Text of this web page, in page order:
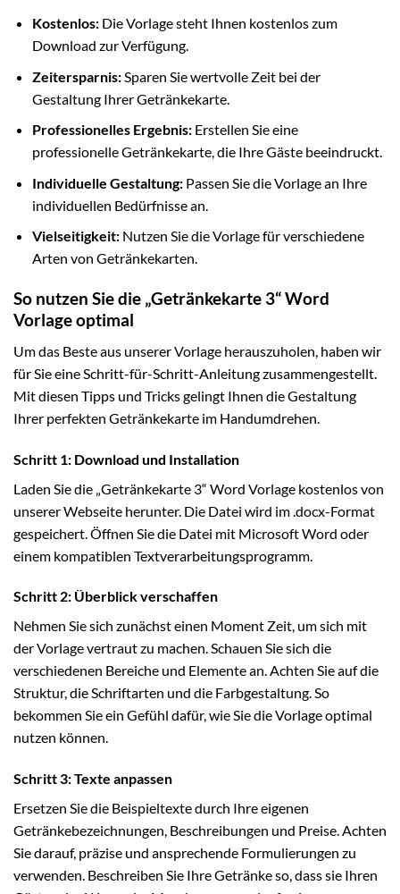
Kostenlos:Die Vorlage steht Ihnen kostenlos zum
Download zur Verfügung.
Zeitersparnis:Sparen Sie wertvolle Zeit bei der
Gestaltung Ihrer Getränkekarte.
Professionelles Ergebnis:Erstellen Sie eine
professionelle Getränkekarte, die Ihre Gäste beeindruckt.
Individuelle Gestaltung:Passen Sie die Vorlage an Ihre
individuellen Bedürfnisse an.
Vielseitigkeit:Nutzen Sie die Vorlage für verschiedene
Arten von Getränkekarten.
So nutzen Sie die „Getränkekarte 3“ Word
Vorlage optimal
Um das Beste aus unserer Vorlage herauszuholen, haben wir
für Sie eine Schritt-für-Schritt-Anleitung zusammengestellt.
Mit diesen Tipps und Tricks gelingt Ihnen die Gestaltung
Ihrer perfekten Getränkekarte im Handumdrehen.
Schritt 1: Download und Installation
Laden Sie die „Getränkekarte 3“ Word Vorlage kostenlos von
unserer Webseite herunter. Die Datei wird im .docx-Format
gespeichert. Öffnen Sie die Datei mit Microsoft Word oder
einem kompatiblen Textverarbeitungsprogramm.
Schritt 2: Überblick verschaffen
Nehmen Sie sich zunächst einen Moment Zeit, um sich mit
der Vorlage vertraut zu machen. Schauen Sie sich die
verschiedenen Bereiche und Elemente an. Achten Sie auf die
Struktur, die Schriftarten und die Farbgestaltung. So
bekommen Sie ein Gefühl dafür, wie Sie die Vorlage optimal
nutzen können.
Schritt 3: Texte anpassen
Ersetzen Sie die Beispieltexte durch Ihre eigenen
Getränkebezeichnungen, Beschreibungen und Preise. Achten
Sie darauf, präzise und ansprechende Formulierungen zu
verwenden. Beschreiben Sie Ihre Getränke so, dass sie Ihren